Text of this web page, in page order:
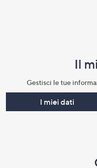
Il
Gestisci le tue
I miei dati